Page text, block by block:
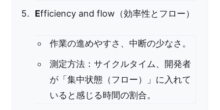
Efficiency and flow（効率性とフロー）
作業の進めやすさ、中断の少なさ。
測定方法：サイクルタイム、開発者
が「集中状態（フロー）」に入れて
いると感じる時間の割合。